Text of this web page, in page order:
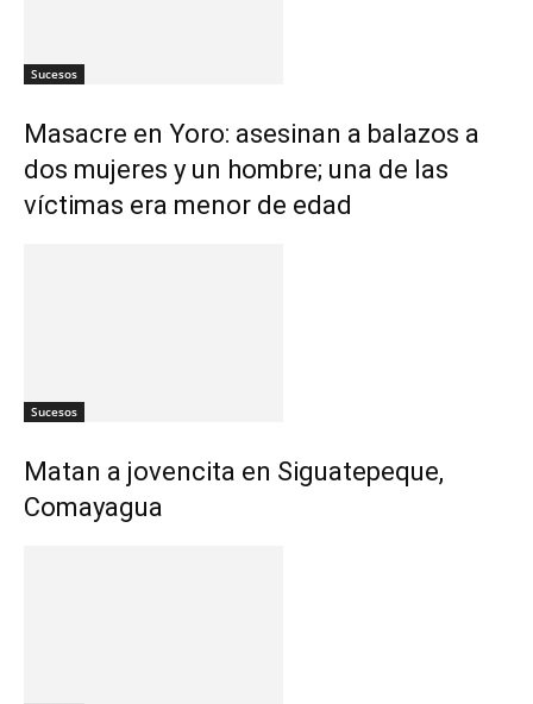
Sucesos
Masacre en Yoro: asesinan a balazos a
dos mujeres y un hombre; una de las
víctimas era menor de edad
Sucesos
Matan a jovencita en Siguatepeque,
Comayagua